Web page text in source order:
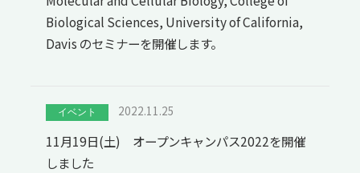
Biological Sciences, University of California,
Davis のセミナーを開催します。
イベント 2022.11.25
11月19日(土) オープンキャンパス2022を開催
しました